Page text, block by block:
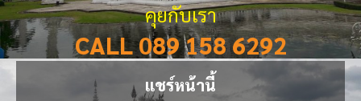
คุยกับเรา
CALL 089 158 6292
แชร์หน้านี้